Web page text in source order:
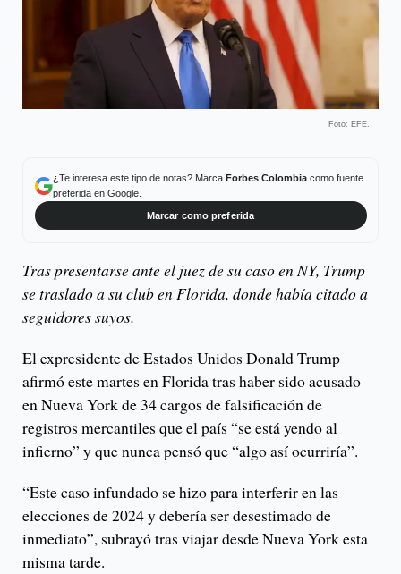
Foto: EFE.
¿Te interesa este tipo de notas? Marca Forbes Colombiacomo fuente
preferida en Google.
Marcar como preferida
Tras presentarse ante el juez de su caso en NY, Trump
se traslado a su club en Florida, donde había citado a
seguidores suyos.
El expresidente de Estados Unidos Donald Trump
afirmó este martes en Florida tras haber sido acusado
en Nueva York de 34 cargos de falsificación de
registros mercantiles que el país “se está yendo al
infierno” y que nunca pensó que “algo así ocurriría”.
“Este caso infundado se hizo para interferir en las
elecciones de 2024 y debería ser desestimado de
inmediato”, subrayó tras viajar desde Nueva York esta
misma tarde.